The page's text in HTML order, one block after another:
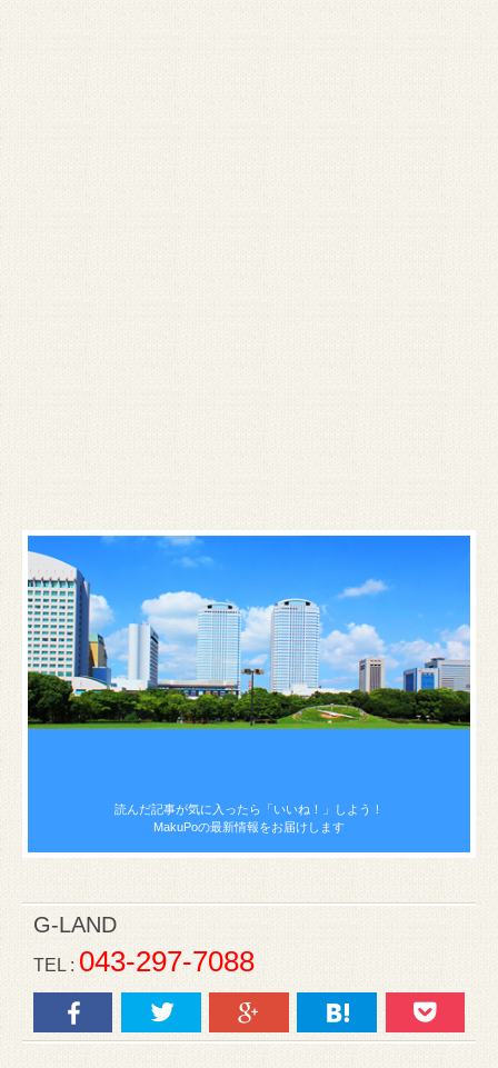
読んだ記事が気に入ったら 「いいね！」しよう！
MakuPoの最新情報をお届けします
G-LAND
TEL :043-297-7088